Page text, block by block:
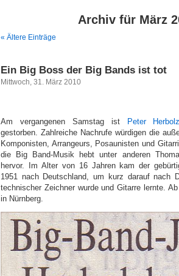
Archiv für März
« Ältere Einträge
Ein Big Boss der Big Bands ist tot
Mittwoch, 31. März 2010
Am vergangenen Samstag ist
Peter
gestorben. Zahlreiche Nachrufe würdigen die
Komponisten, Arrangeurs, Posaunisten und
die Big Band-Musik hebt unter anderen
hervor. Im Alter von 16 Jahren kam der
1951 nach Deutschland, um kurz darauf nach
technischer Zeichner wurde und Gitarre lernte.
in Nürnberg.